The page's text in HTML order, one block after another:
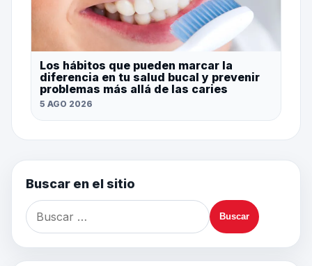
Los hábitos que pueden marcar la
diferencia en tu salud bucal y prevenir
problemas más allá de las caries
5 AGO 2026
Buscar en el sitio